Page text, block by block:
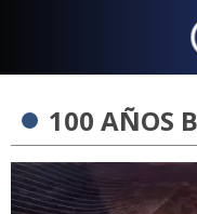
100 AÑOS